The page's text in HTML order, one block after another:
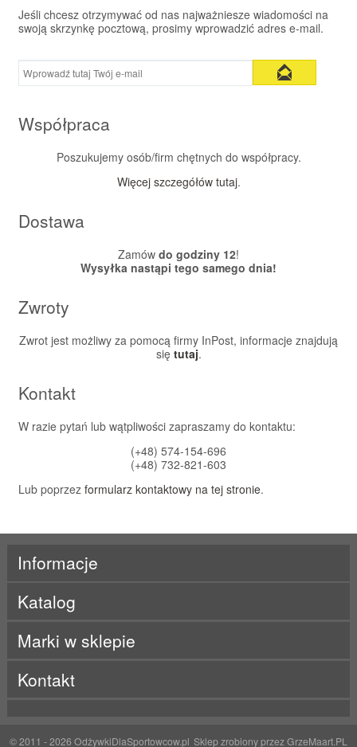
Jeśli chcesz otrzymywać od nas najważniesze wiadomości na
swoją skrzynkę pocztową, prosimy wprowadzić adres e-mail.
Współpraca
Poszukujemy osób/firm chętnych do współpracy.
Więcej szczegółów tutaj.
Dostawa
Zamów do godziny 12!
Wysyłka nastąpi tego samego dnia!
Zwroty
Zwrot jest możliwy za pomocą firmy InPost, informacje znajdują
się tutaj.
Kontakt
W razie pytań lub wątpliwości zapraszamy do kontaktu:
(+48) 574-154-696
(+48) 732-821-603
Lub poprzez formularz kontaktowy na tej stronie.
Informacje
Katalog
Marki w sklepie
ALE
Beet It
Kontakt
© 2011 - 2026OdżywkiDlaSportowcow.pl Sklep zrobiony przezGrzeMaart.PL